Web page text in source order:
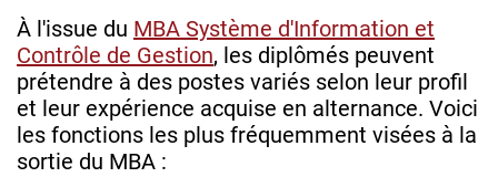
À l'issue du MBA Système d'Information et
Contrôle de Gestion, les diplômés peuvent
prétendre à des postes variés selon leur profil
et leur expérience acquise en alternance. Voici
les fonctions les plus fréquemment visées à la
sortie du MBA :